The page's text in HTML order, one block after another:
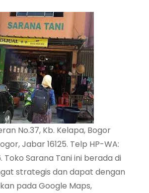
No.37, Kb. Kelapa, Bogor
Jabar 16125. Telp HP-WA:
Toko Sarana Tani ini berada di
strategis dan dapat dengan
pada Google Maps,